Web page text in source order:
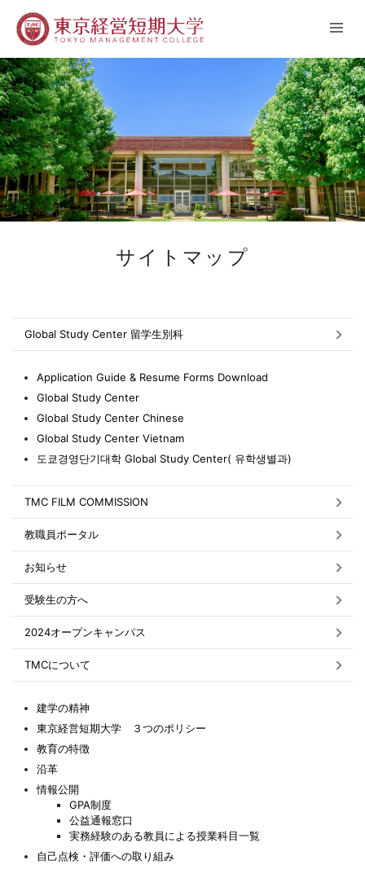
サイトマップ
Global Study Center 留学生別科
Application Guide & Resume Forms Download
Global Study Center
Global Study Center Chinese
Global Study Center Vietnam
도쿄경영단기대학 Global Study Center( 유학생별과)
TMC FILM COMMISSION
教職員ポータル
お知らせ
受験生の方へ
2024オープンキャンパス
TMCについて
建学の精神
東京経営短期大学 ３つのポリシー
教育の特徴
沿革
情報公開
GPA制度
公益通報窓口
実務経験のある教員による授業科目一覧
自己点検・評価への取り組み